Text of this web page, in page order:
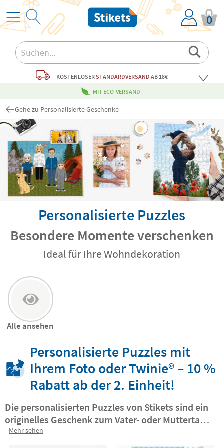
0
KOSTENLOSERSTANDARDVERSAND AB 18€
MIT ECO-VERSAND
Gehe zu Personalisierte Geschenke
Personalisierte Puzzles
Besondere Momente verschenken
Ideal für Ihre Wohndekoration
Alle ansehen
Personalisierte Puzzles mit
Ihrem Foto oder Twinie®️ – 10 %
Rabatt ab der 2. Einheit!
Die personalisierten Puzzles von Stikets sind ein
originelles Geschenk zum Vater- oder Muttertag
sowie für Großeltern.
sie denken, auch wenn wir sie nicht so oft sehen,
Mehr sehen